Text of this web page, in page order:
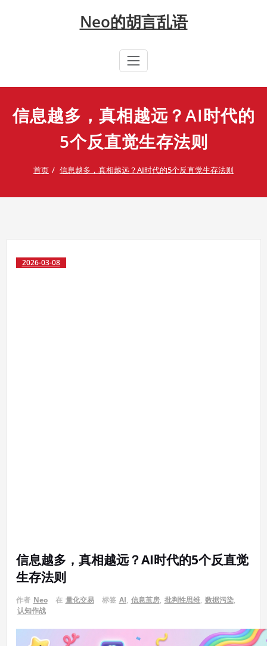
Neo的胡言乱语
信息越多，真相越远？AI时代的
5个反直觉生存法则
首页 信息越多，真相越远？AI时代的5个反直觉生存法则
2026-03-08
信息越多，真相越远？AI时代的5个反直觉
生存法则
作者 Neo 在 量化交易 标签 AI, 信息茧房, 批判性思维, 数据污染,
认知作战